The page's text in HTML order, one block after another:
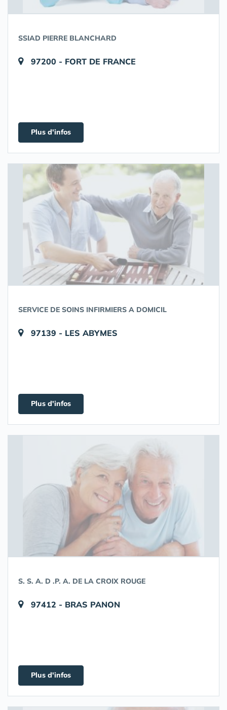
SSIAD PIERRE BLANCHARD
97200 - FORT DE FRANCE
Plus d'infos
SERVICE DE SOINS INFIRMIERS A DOMICIL
97139 - LES ABYMES
Plus d'infos
S. S. A. D .P. A. DE LA CROIX ROUGE
97412 - BRAS PANON
Plus d'infos